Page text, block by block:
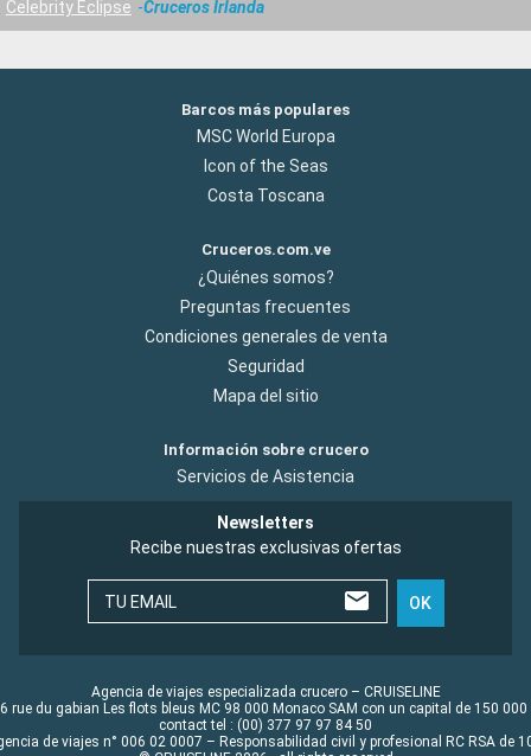
Celebrity Eclipse
Cruceros Irlanda
Barcos más populares
MSC World Europa
Icon of the Seas
Costa Toscana
Cruceros.com.ve
¿Quiénes somos?
Preguntas frecuentes
Condiciones generales de venta
Seguridad
Mapa del sitio
Información sobre crucero
Servicios de Asistencia
Newsletters
Recibe nuestras exclusivas ofertas
TU EMAIL OK
Agencia de viajes especializada crucero – CRUISELINE
rue du gabian Les flots bleus MC 98 000 Monaco SAM con un capital de 150 000
contact tel : (00) 377 97 97 84 50
de viajes n° 006 02 0007 – Responsabilidad civil y profesional RC RSA de